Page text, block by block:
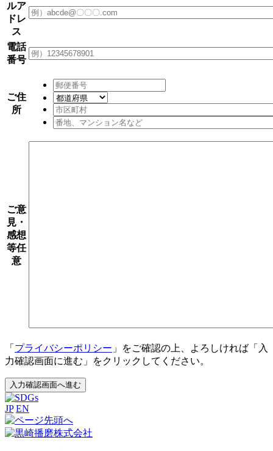
ルア
ドレ
ス
電話
番号
ご住
所
ご意
見・
感想
等任
意
「 プライバシーポリシー 」をご確認の上、よろしければ「入
力確認画面に進む」をクリックしてください。
入力確認画面へ進む
JP EN